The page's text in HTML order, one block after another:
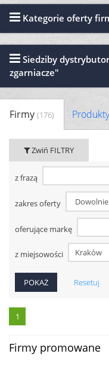
Firmy (176)
Zwiń FILTRY
z frazą
zakres oferty
oferujące markę
z miejsowości
Resetuj
1
Firmy promowane
Kategorie oferty
Siedziby
zgarniacze"